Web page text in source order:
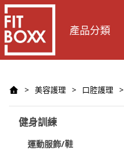
產品分類
> 美容護理 > 口腔護理 >
健身訓練
運動服飾/鞋